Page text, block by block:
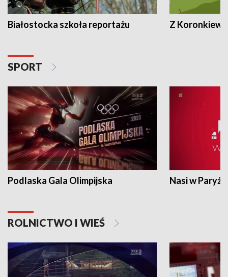
Białostocka szkoła reportażu Z
SPORT
Podlaska Gala Olimpijska Nasi w Paryżu
ROLNICTWO I WIEŚ